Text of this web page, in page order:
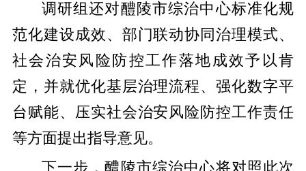
调研组还对醴陵市综治中心标准化规
范化建设成效、部门联动协同治理模式、
社会治安风险防控工作落地成效予以肯
定，并就优化基层治理流程、强化数字平
台赋能、压实社会治安风险防控工作责任
等方面提出指导意见。
下一步，醴陵市综治中心将对照此次